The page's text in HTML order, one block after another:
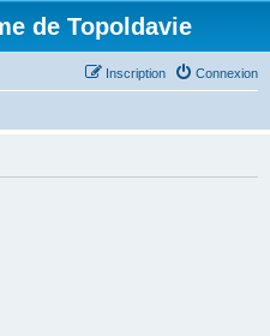
de Topoldavie
Connexion
Inscription